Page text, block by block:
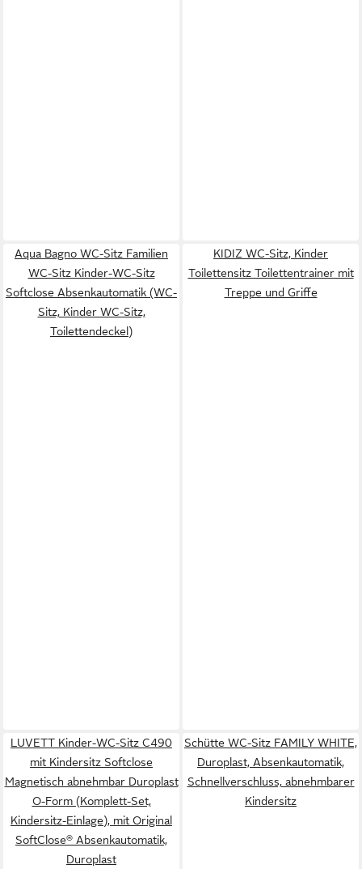
Aqua Bagno WC-Sitz Familien
WC-Sitz Kinder-WC-Sitz
Softclose Absenkautomatik (WC-
Sitz, Kinder WC-Sitz,
Toilettendeckel)
KIDIZ WC-Sitz, Kinder
Toilettensitz Toilettentrainer mit
Treppe und Griffe
LUVETT Kinder-WC-Sitz C490
mit Kindersitz Softclose
Magnetisch abnehmbar Duroplast
O-Form (Komplett-Set,
Kindersitz-Einlage), mit Original
SoftClose® Absenkautomatik,
Duroplast
Schütte WC-Sitz FAMILY WHITE,
Duroplast, Absenkautomatik,
Schnellverschluss, abnehmbarer
Kindersitz